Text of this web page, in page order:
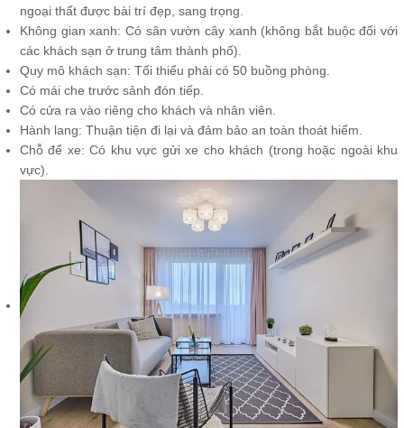
ngoại thất được bài trí đẹp, sang trọng.
Không gian xanh: Có sân vườn cây xanh (không bắt buộc đối với
các khách sạn ở trung tâm thành phố).
Quy mô khách sạn: Tối thiểu phải có 50 buồng phòng.
Có mái che trước sảnh đón tiếp.
Có cửa ra vào riêng cho khách và nhân viên.
Hành lang: Thuận tiện đi lại và đảm bảo an toàn thoát hiểm.
Chỗ để xe: Có khu vực gửi xe cho khách (trong hoặc ngoài khu
vực).